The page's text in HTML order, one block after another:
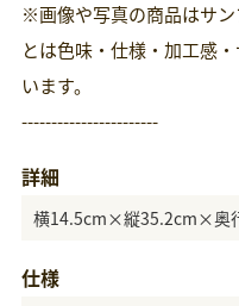
※画像や写真の商品はサ
とは色味・仕様・加工感
います。
-----------------------
詳細
横14.5cm×縦35.2cm×奥
仕様